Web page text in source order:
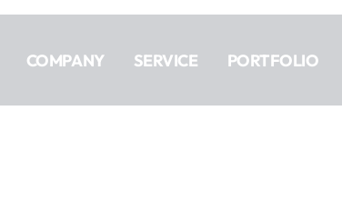
COMPANY SERVICE PORTFOLIO